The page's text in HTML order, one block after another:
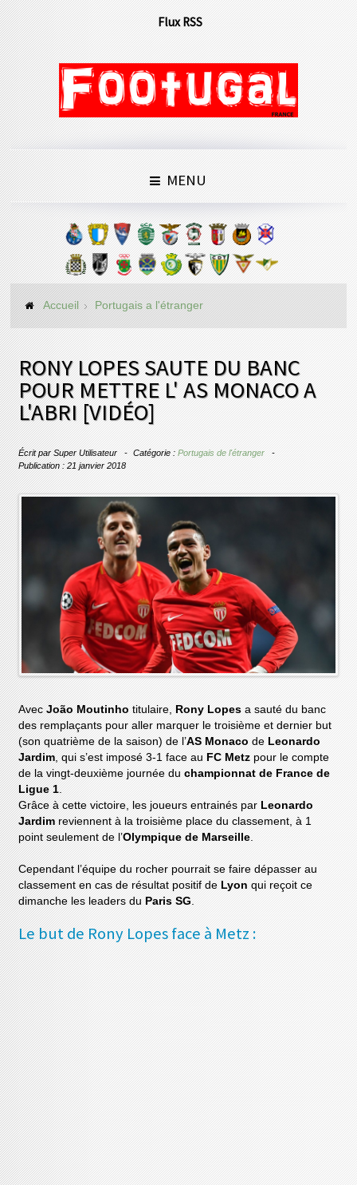
Flux RSS
MENU
Accueil Portugais a l'étranger
RONY LOPES SAUTE DU BANC
POUR METTRE L' AS MONACO A
L'ABRI [VIDÉO]
Écrit parSuper Utilisateur Catégorie :Portugais de l'étranger
Publication : 21 janvier 2018
AvecJoão Moutinho titulaire, Rony Lopes a sauté du banc
des remplaçants pour aller marquer le troisième et dernier but
(son quatrième de la saison) de l’AS Monaco de Leonardo
Jardim, qui s’est imposé 3-1 face au FC Metz pour le compte
de la vingt-deuxième journée duchampionnat de France de
Ligue 1.
Grâce à cette victoire, les joueurs entrainés par Leonardo
Jardimreviennent à la troisième place du classement, à 1
point seulement de l’Olympique de Marseille.
Cependant l’équipe du rocher pourrait se faire dépasser au
classement en cas de résultat positif de Lyonqui reçoit ce
dimanche les leaders du Paris SG.
Le but de Rony Lopes face à Metz :